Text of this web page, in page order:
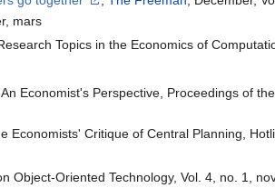
mars
Topics in the Economics of
Economist's Perspective, Proceedings of
Economists' Critique of Central Planning,
Object-Oriented Technology, Vol. 4, no. 1,